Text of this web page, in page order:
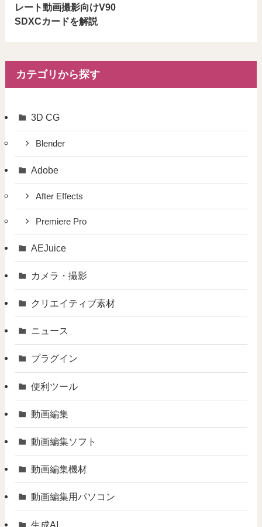
レート動画撮影向けV90
SDXCカードを解説
カテゴリから探す
3D CG
Blender
Adobe
After Effects
Premiere Pro
AEJuice
カメラ・撮影
クリエイティブ素材
ニュース
プラグイン
便利ツール
動画編集
動画編集ソフト
動画編集機材
動画編集用パソコン
生成AI